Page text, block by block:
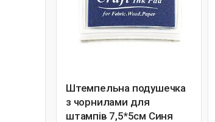
Штемпельна подушечка
з чорнилами для
штампів 7,5*5см Синя